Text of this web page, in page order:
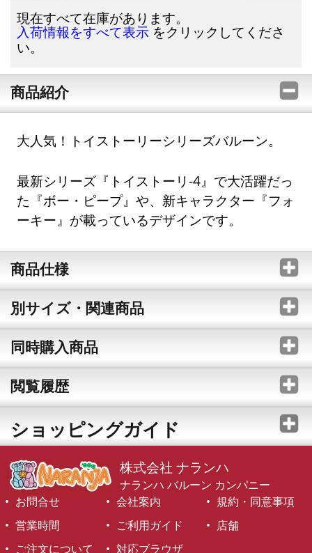
現在すべて在庫があります。
入荷情報をすべて表示 をクリックしてくださ
い。
商品紹介
大人気！トイストーリーシリーズバルーン。
最新シリーズ『トイストーリ-4』で大活躍だっ
た『ボー・ピープ』や、新キャラクター『フォ
ーキー』が載っているデザインです。
商品仕様
別サイズ・関連商品
同時購入商品
閲覧履歴
ショッピングガイド
株式会社 ナランハ
ナランハ バルーン カンパニー
お問合せ
会社案内
規約・同意事項
営業時間
ご利用ガイド
店舗
ご注文について
対応ブラウザ